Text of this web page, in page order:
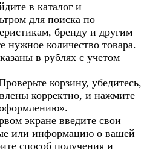
в каталог и
для поиска по
бренду и другим
нужное количество товара.
в рублях с учетом
корзину, убедитесь,
корректно, и нажмите
экране введите свои
или информацию о вашей
способ получения и